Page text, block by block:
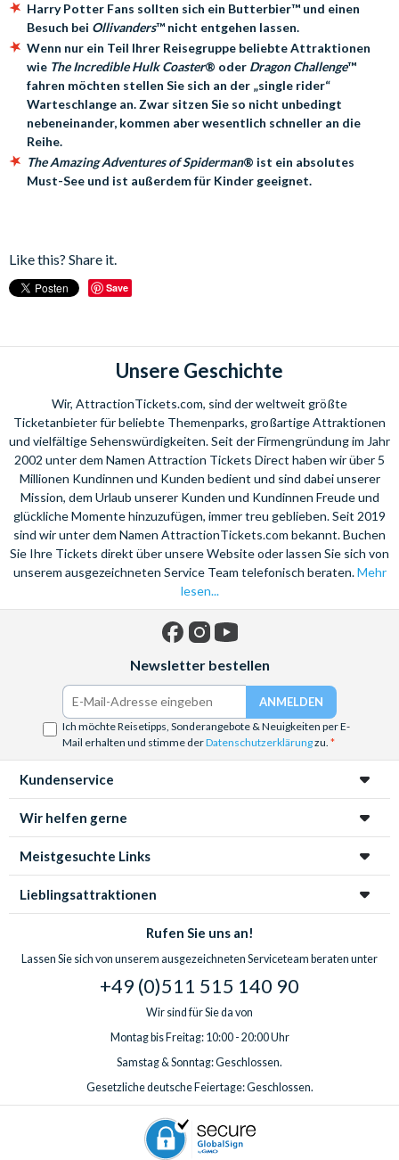
Harry Potter Fans sollten sich ein Butterbier™ und einen
Besuch bei Ollivanders™ nicht entgehen lassen.
Wenn nur ein Teil Ihrer Reisegruppe beliebte Attraktionen
wie The Incredible Hulk Coaster® oder Dragon Challenge™
fahren möchten stellen Sie sich an der „single rider“
Warteschlange an. Zwar sitzen Sie so nicht unbedingt
nebeneinander, kommen aber wesentlich schneller an die
Reihe.
The Amazing Adventures of Spiderman® ist ein absolutes
Must-See und ist außerdem für Kinder geeignet.
Like this? Share it.
Save
Unsere Geschichte
Wir, AttractionTickets.com, sind der weltweit größte
Ticketanbieter für beliebte Themenparks, großartige Attraktionen
und vielfältige Sehenswürdigkeiten. Seit der Firmengründung im Jahr
2002 unter dem Namen Attraction Tickets Direct haben wir über 5
Millionen Kundinnen und Kunden bedient und sind dabei unserer
Mission, dem Urlaub unserer Kunden und Kundinnen Freude und
glückliche Momente hinzuzufügen, immer treu geblieben. Seit 2019
sind wir unter dem Namen AttractionTickets.com bekannt. Buchen
Sie Ihre Tickets direkt über unsere Website oder lassen Sie sich von
unserem ausgezeichneten Service Team telefonisch beraten.Mehr
lesen...
Newsletter bestellen
Ich möchte Reisetipps, Sonderangebote & Neuigkeiten per E-
Mail erhalten und stimme derDatenschutzerklärungzu.
Kundenservice
Wir helfen gerne
Meistgesuchte Links
Lieblingsattraktionen
Rufen Sie uns an!
Lassen Sie sich von unserem ausgezeichneten Serviceteam beraten unter
+49 (0)511 515 140 90
Wir sind für Sie da von
Montag bis Freitag: 10:00 - 20:00 Uhr
Samstag & Sonntag: Geschlossen.
Gesetzliche deutsche Feiertage: Geschlossen.